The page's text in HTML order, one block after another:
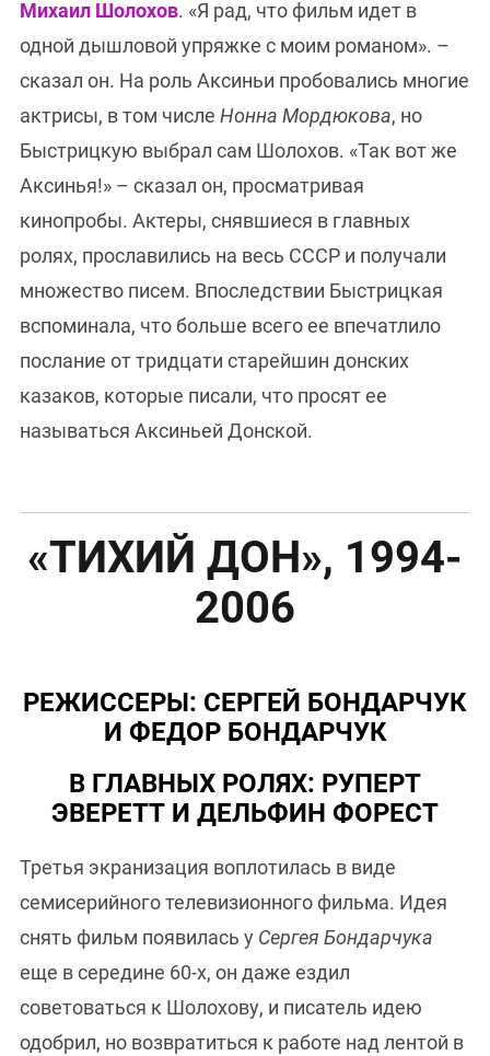
Михаил Шолохов. «Я рад, что фильм идет в
одной дышловой упряжке с моим романом». –
сказал он. На роль Аксиньи пробовались многие
актрисы, в том числе Нонна Мордюкова, но
Быстрицкую выбрал сам Шолохов. «Так вот же
Аксинья!» – сказал он, просматривая
кинопробы. Актеры, снявшиеся в главных
ролях, прославились на весь СССР и получали
множество писем. Впоследствии Быстрицкая
вспоминала, что больше всего ее впечатлило
послание от тридцати старейшин донских
казаков, которые писали, что просят ее
называться Аксиньей Донской.
«ТИХИЙ ДОН», 1994-
2006
РЕЖИССЕРЫ: СЕРГЕЙ БОНДАРЧУК
И ФЕДОР БОНДАРЧУК
В ГЛАВНЫХ РОЛЯХ: РУПЕРТ
ЭВЕРЕТТ И ДЕЛЬФИН ФОРЕСТ
Третья экранизация воплотилась в виде
семисерийного телевизионного фильма. Идея
снять фильм появилась у Сергея Бондарчука
еще в середине 60-х, он даже ездил
советоваться к Шолохову, и писатель идею
одобрил, но возвратиться к работе над лентой в